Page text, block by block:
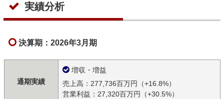
実績分析
決算期：2026年3月期
通期実績
増収・増益
売上高：277,736百万円（+16.8%）
営業利益：27,320百万円（+30.5%）